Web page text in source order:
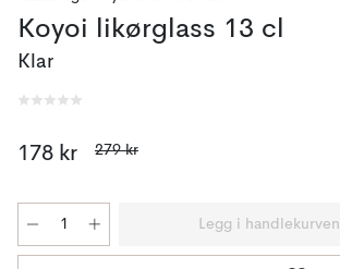
Koyoi likørglass 13 cl
Klar
178 kr 279 kr
Legg i handlekurven